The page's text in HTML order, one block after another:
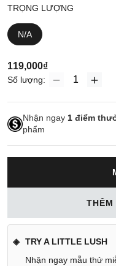
TRỌNG LƯỢNG
N/A
119,000₫
Số lượng:
Nhận ngay 1 điểm
phẩm
THÊM
TRY A LITTLE LUSH
Nhận ngay mẫu thử